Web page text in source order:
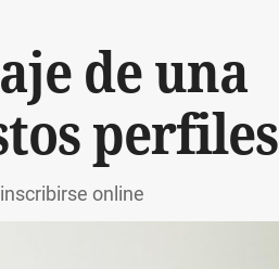
de una
perfiles
online